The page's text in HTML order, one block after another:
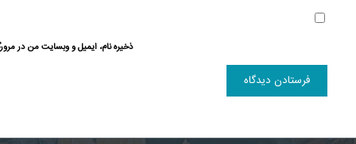
ذخیره نام، ایمیل و وبسایت من در